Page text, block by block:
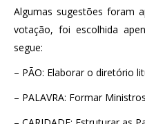
Algumas sugestões foram
votação, foi escolhida
segue:
– PÃO: Elaborar o diretório
– PALAVRA: Formar